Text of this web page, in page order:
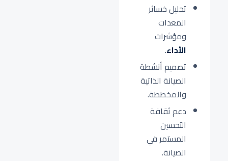
تحليل خسائر
المعدات
ومؤشرات
الأداء.
تصميم أنشطة
الصيانة الذاتية
والمخططة.
دعم ثقافة
التحسين
المستمر في
الصيانة.